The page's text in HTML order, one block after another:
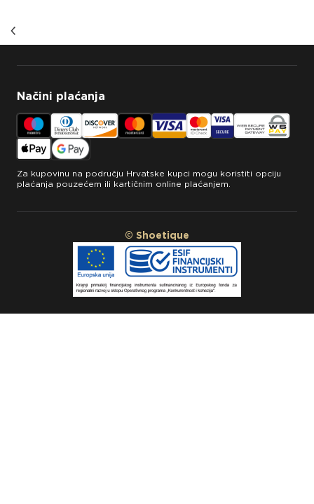
Načini plaćanja
Za kupovinu na području Hrvatske kupci mogu koristiti opciju
plaćanja pouzećem ili kartičnim online plaćanjem.
© Shoetique